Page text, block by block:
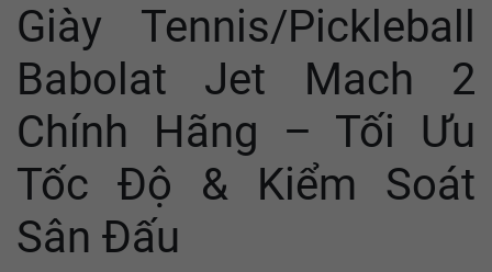
Giày Tennis/Pickleball
Babolat Jet Mach 2
Chính Hãng – Tối Ưu
Tốc Độ & Kiểm Soát
Sân Đấu